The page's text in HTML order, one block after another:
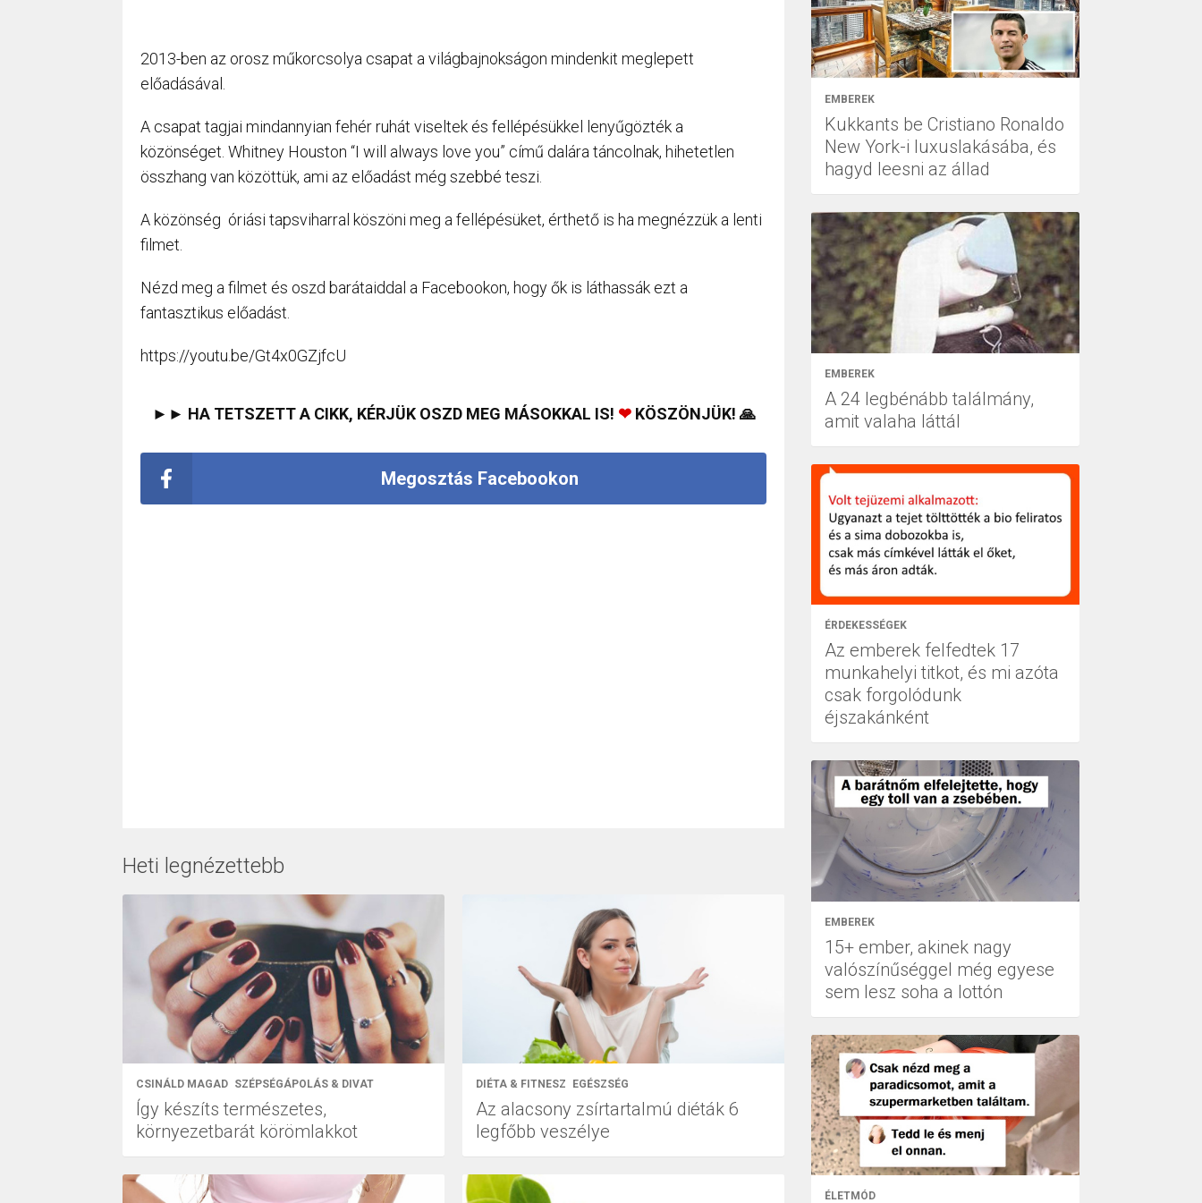
2013-ben az orosz műkorcsolya csapat a világbajnokságon mindenkit meglepett
előadásával.
A csapat tagjai mindannyian fehér ruhát viseltek és fellépésükkel lenyűgözték a
közönséget. Whitney Houston “I will always love you” című dalára táncolnak, hihetetlen
összhang van közöttük, ami az előadást még szebbé teszi.
A közönség óriási tapsviharral köszöni meg a fellépésüket, érthető is ha megnézzük a lenti
filmet.
Nézd meg a filmet és oszd barátaiddal a Facebookon, hogy ők is láthassák ezt a
fantasztikus előadást.
https://youtu.be/Gt4x0GZjfcU
►► HA TETSZETT A CIKK, KÉRJÜK OSZD MEG MÁSOKKAL IS! ❤KÖSZÖNJÜK! 🙏
Megosztás Facebookon
Heti legnézettebb
CSINÁLD MAGAD SZÉPSÉGÁPOLÁS & DIVAT
Így készíts természetes,
környezetbarát körömlakkot
DIÉTA & FITNESZ EGÉSZSÉG
Az alacsony zsírtartalmú diéták 6
legfőbb veszélye
EMBEREK
Kukkants be Cristiano Ronaldo
New York-i luxuslakásába, és
hagyd leesni az állad
EMBEREK
A 24 legbénább találmány,
amit valaha láttál
ÉRDEKESSÉGEK
Az emberek felfedtek 17
munkahelyi titkot, és mi azóta
csak forgolódunk
éjszakánként
EMBEREK
15+ ember, akinek nagy
valószínűséggel még egyese
sem lesz soha a lottón
ÉLETMÓD